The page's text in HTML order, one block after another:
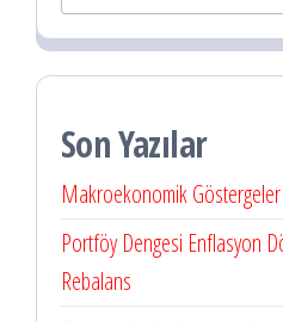
Son Yazılar
Makroekonomik
Portföy Dengesi Enflasyon
Rebalans